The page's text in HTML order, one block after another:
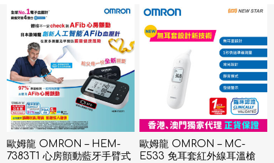
歐姆龍 OMRON – HEM-
7383T1 心房顫動藍牙手臂式
歐姆龍 OMRON – MC-
E533 免耳套紅外線耳溫槍